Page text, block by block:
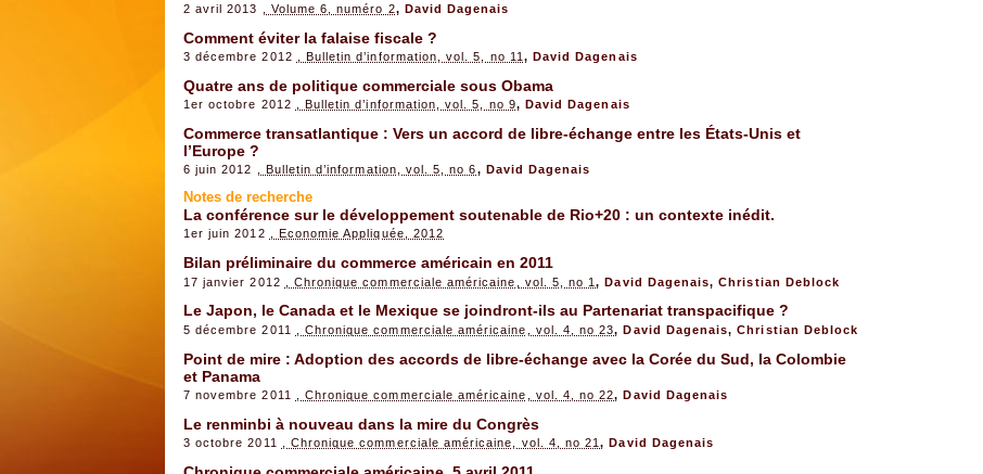
2 avril 2013 , Volume 6, numéro 2, David Dagenais
Comment éviter la falaise fiscale ?
3 décembre 2012 , Bulletin d’information, vol. 5, no 11 , David Dagenais
Quatre ans de politique commerciale sous Obama
1er octobre 2012 , Bulletin d’information, vol. 5, no 9, David Dagenais
Commerce transatlantique : Vers un accord de libre-échange entre les États-Unis et
l’Europe ?
6 juin 2012 , Bulletin d’information, vol. 5, no 6, David Dagenais
Notes de recherche
La conférence sur le développement soutenable de Rio+20 : un contexte inédit.
1er juin 2012 , Economie Appliquée, 2012
Bilan préliminaire du commerce américain en 2011
17 janvier 2012 , Chronique commerciale américaine, vol. 5, no 1,David Dagenais,Christian Deblock
Le Japon, le Canada et le Mexique se joindront-ils au Partenariat transpacifique ?
5 décembre 2011 , Chronique commerciale américaine, vol. 4, no 23,David Dagenais,Christian Deblock
Point de mire : Adoption des accords de libre-échange avec la Corée du Sud, la Colombie
et Panama
7 novembre 2011 , Chronique commerciale américaine, vol. 4, no 22,David Dagenais
Le renminbi à nouveau dans la mire du Congrès
3 octobre 2011 , Chronique commerciale américaine, vol. 4, no 21,David Dagenais